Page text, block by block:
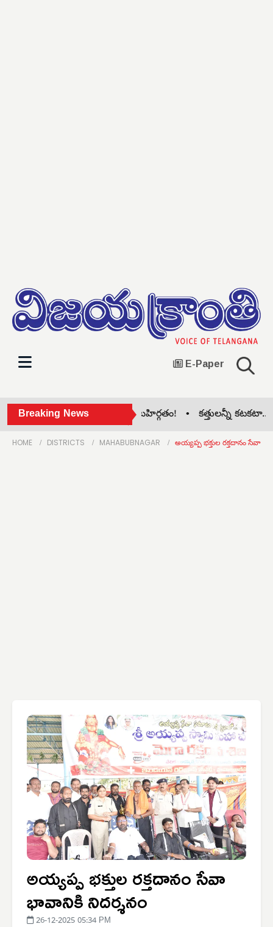
E-Paper
Breaking News
జిల్లా కాంగ్రెస్‌లో గ్రూప్ పోరు బహిర్గతం! • కత్తులన్నీ కటకటా..
HOME DISTRICTS MAHABUBNAGAR అయ్యప్ప భక్తుల రక్తదానం సేవా
అయ్యప్ప భక్తుల రక్తదానం సేవా
భావానికి నిదర్శనం
26-12-2025 05:34 PM